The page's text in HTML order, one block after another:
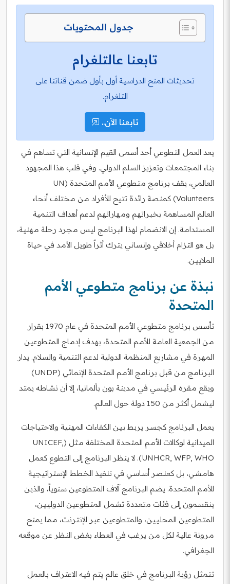
جدول المحتويات
تابعنا عالتلغرام
تحديثات المنح الدراسية أول بأول ضمن قناتنا على
التلغرام.
تابعنا الآن..
يعد العمل التطوعي أحد أسمى القيم الإنسانية التي تساهم في
بناء المجتمعات وتعزيز السلم الدولي. وفي قلب هذا المجهود
العالمي، يقف برنامج متطوعي الأمم المتحدة (UN
Volunteers) كمنصة رائدة تتيح للأفراد من مختلف أنحاء
العالم المساهمة بخبراتهم ومهاراتهم لدعم أهداف التنمية
المستدامة. إن الانضمام لهذا البرنامج ليس مجرد رحلة مهنية،
بل هو التزام أخلاقي وإنساني يترك أثراً طويل الأمد في حياة
الملايين.
نبذة عن برنامج متطوعي الأمم
المتحدة
تأسس برنامج متطوعي الأمم المتحدة في عام 1970 بقرار
من الجمعية العامة للأمم المتحدة، بهدف إدماج المتطوعين
المهرة في مشاريع المنظمة الدولية لدعم التنمية والسلام. يدار
البرنامج من قبل برنامج الأمم المتحدة الإنمائي (UNDP)
ويقع مقره الرئيسي في مدينة بون بألمانيا، إلا أن نشاطه يمتد
ليشمل أكثر من 150 دولة حول العالم.
يعمل البرنامج كجسر يربط بين الكفاءات المهنية والاحتياجات
الميدانية لوكالات الأمم المتحدة المختلفة مثل (UNICEF,
UNHCR, WFP, WHO). لا ينظر البرنامج إلى التطوع كعمل
هامشي، بل كعنصر أساسي في تنفيذ الخطط الإستراتيجية
للأمم المتحدة. يضم البرنامج آلاف المتطوعين سنوياً، والذين
ينقسمون إلى فئات متعددة تشمل المتطوعين الدوليين،
المتطوعين المحليين، والمتطوعين عبر الإنترنت، مما يمنح
مرونة عالية لكل من يرغب في العطاء بغض النظر عن موقعه
الجغرافي.
تتمثل رؤية البرنامج في خلق عالم يتم فيه الاعتراف بالعمل